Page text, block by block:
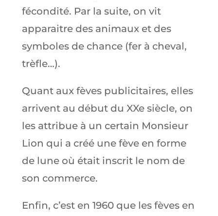
fécondité. Par la suite, on vit
apparaitre des animaux et des
symboles de chance (fer à cheval,
trèfle…).
Quant aux fèves publicitaires, elles
arrivent au début du XXe siècle, on
les attribue à un certain Monsieur
Lion qui a créé une fève en forme
de lune où était inscrit le nom de
son commerce.
Enfin, c’est en 1960 que les fèves en